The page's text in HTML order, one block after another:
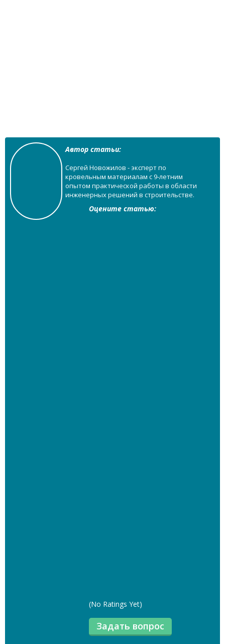
Автор статьи:
Сергей Новожилов - эксперт по
кровельным материалам с 9-летним
опытом практической работы в области
инженерных решений в строительстве.
Оцените статью:
(No Ratings Yet)